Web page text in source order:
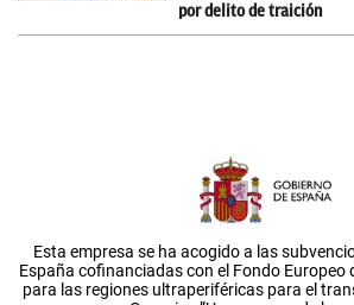
por delito de traición
Esta empresa se ha acogido a las
España cofinanciadas con el Fondo Europeo
para las regiones ultraperiféricas para el